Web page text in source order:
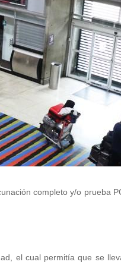
completo y/o prueba
el cual permitía que se